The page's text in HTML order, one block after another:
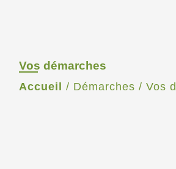
Vos démarches
Accueil / Démarches / Vos